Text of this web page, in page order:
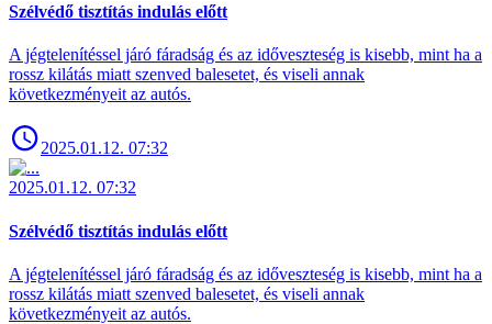
Szélvédő tisztítás indulás előtt
A jégtelenítéssel járó fáradság és az időveszteség is kisebb, mint ha a
rossz kilátás miatt szenved balesetet, és viseli annak
következményeit az autós.
2025.01.12. 07:32
2025.01.12. 07:32
Szélvédő tisztítás indulás előtt
A jégtelenítéssel járó fáradság és az időveszteség is kisebb, mint ha a
rossz kilátás miatt szenved balesetet, és viseli annak
következményeit az autós.